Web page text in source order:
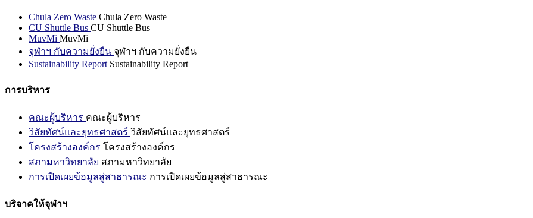
Chula Zero Waste Chula Zero Waste
CU Shuttle Bus CU Shuttle Bus
MuvMi MuvMi
จุฬาฯ กับความยั่งยืน จุฬาฯ กับความยั่งยืน
Sustainability Report Sustainability Report
การบริหาร
คณะผู้บริหาร คณะผู้บริหาร
วิสัยทัศน์และยุทธศาสตร์ วิสัยทัศน์และยุทธศาสตร์
โครงสร้างองค์กร โครงสร้างองค์กร
สภามหาวิทยาลัย สภามหาวิทยาลัย
การเปิดเผยข้อมูลสู่สาธารณะ การเปิดเผยข้อมูลสู่สาธารณะ
บริจาคให้จุฬาฯ